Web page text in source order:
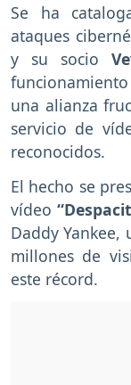
Se ha
ataques
y su socio
una alianza
servicio de
reconocidos.
El hecho se
vídeo
Daddy Yankee,
millones de
este récord.